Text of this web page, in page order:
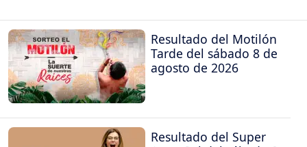
Resultado del Motilón
Tarde del sábado 8 de
agosto de 2026
Resultado del Super